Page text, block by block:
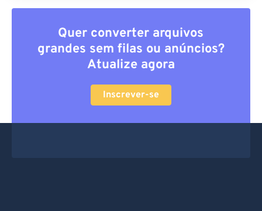
Quer converter arquivos
grandes sem filas ou anúncios?
Atualize agora
Inscrever-se